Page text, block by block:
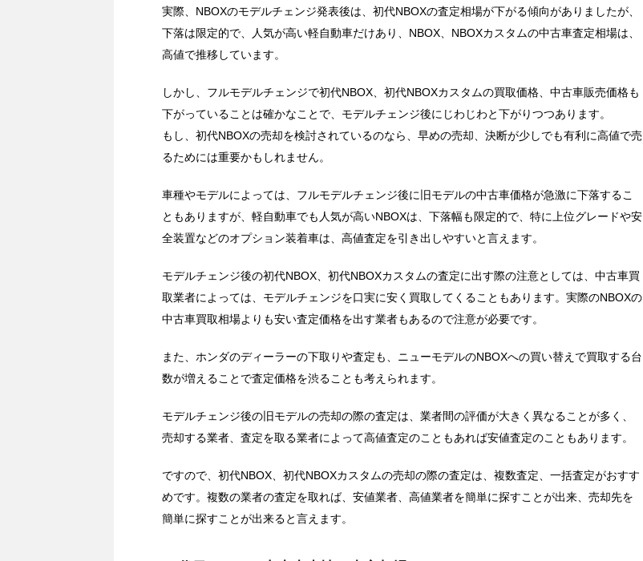
実際、NBOXのモデルチェンジ発表後は、初代NBOXの査定相場が下がる傾向がありましたが、
下落は限定的で、人気が高い軽自動車だけあり、NBOX、NBOXカスタムの中古車査定相場は、
高値で推移しています。
しかし、フルモデルチェンジで初代NBOX、初代NBOXカスタムの買取価格、中古車販売価格も
下がっていることは確かなことで、モデルチェンジ後にじわじわと下がりつつあります。
もし、初代NBOXの売却を検討されているのなら、早めの売却、決断が少しでも有利に高値で売
るためには重要かもしれません。
車種やモデルによっては、フルモデルチェンジ後に旧モデルの中古車価格が急激に下落するこ
ともありますが、軽自動車でも人気が高いNBOXは、下落幅も限定的で、特に上位グレードや安
全装置などのオプション装着車は、高値査定を引き出しやすいと言えます。
モデルチェンジ後の初代NBOX、初代NBOXカスタムの査定に出す際の注意としては、中古車買
取業者によっては、モデルチェンジを口実に安く買取してくることもあります。実際のNBOXの
中古車買取相場よりも安い査定価格を出す業者もあるので注意が必要です。
また、ホンダのディーラーの下取りや査定も、ニューモデルのNBOXへの買い替えで買取する台
数が増えることで査定価格を渋ることも考えられます。
モデルチェンジ後の旧モデルの売却の際の査定は、業者間の評価が大きく異なることが多く、
売却する業者、査定を取る業者によって高値査定のこともあれば安値査定のこともあります。
ですので、初代NBOX、初代NBOXカスタムの売却の際の査定は、複数査定、一括査定がおすす
めです。複数の業者の査定を取れば、安値業者、高値業者を簡単に探すことが出来、売却先を
簡単に探すことが出来ると言えます。